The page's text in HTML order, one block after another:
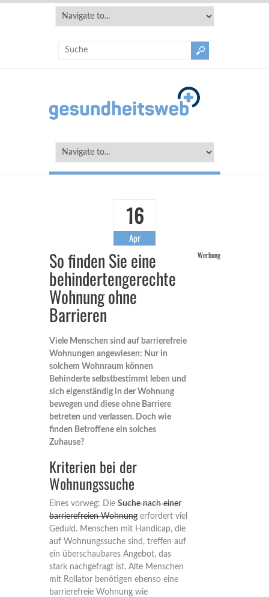
16
Apr
So finden Sie eine
behindertengerechte
Wohnung ohne
Barrieren
Werbung
Viele Menschen sind auf barrierefreie
Wohnungen angewiesen: Nur in
solchem Wohnraum können
Behinderte selbstbestimmt leben und
sich eigenständig in der Wohnung
bewegen und diese ohne Barriere
betreten und verlassen. Doch wie
finden Betroffene ein solches
Zuhause?
Kriterien bei der
Wohnungssuche
Eines vorweg: DieSuche nach einer
barrierefreien Wohnungerfordert viel
Geduld. Menschen mit Handicap, die
auf Wohnungssuche sind, treffen auf
ein überschaubares Angebot, das
stark nachgefragt ist. Alte Menschen
mit Rollator benötigen ebenso eine
barrierefreie Wohnung wie